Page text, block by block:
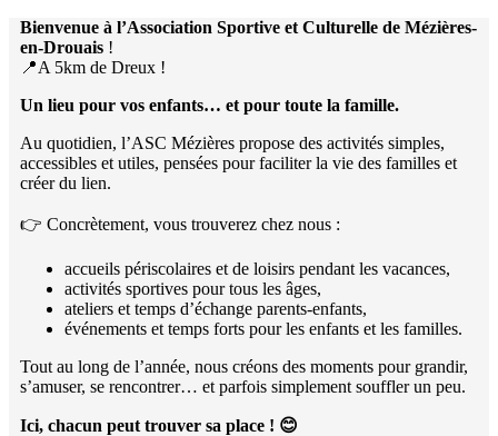
Bienvenue à l’Association Sportive et Culturelle de Mézières-
en-Drouais !
📍A 5km de Dreux !
Un lieu pour vos enfants… et pour toute la famille.
Au quotidien, l’ASC Mézières propose des activités simples,
accessibles et utiles, pensées pour faciliter la vie des familles et
créer du lien.
👉 Concrètement, vous trouverez chez nous :
accueils périscolaires et de loisirs pendant les vacances,
activités sportives pour tous les âges,
ateliers et temps d’échange parents-enfants,
événements et temps forts pour les enfants et les familles.
Tout au long de l’année, nous créons des moments pour grandir,
s’amuser, se rencontrer… et parfois simplement souffler un peu.
Ici, chacun peut trouver sa place ! 😊